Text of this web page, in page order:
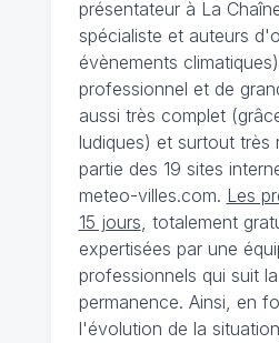
présentateur à La
spécialiste et auteurs
évènements
professionnel et de
aussi très complet
ludiques) et surtout très
partie des 19 sites
meteo-villes.com. Les
15 jours, totalement
expertisées par une
professionnels qui suit
permanence. Ainsi, en
l'évolution de la